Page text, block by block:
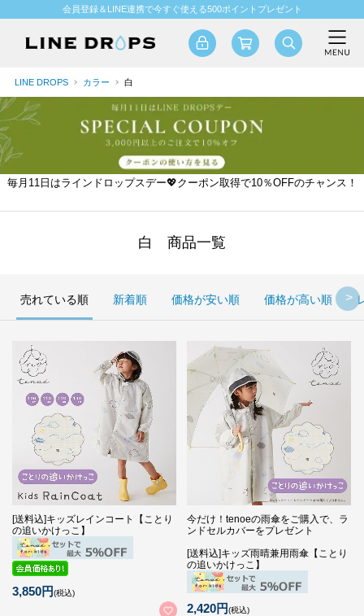
会員登録＆LINE連携で今すぐ使える500ポイントプレゼント
LINE DROPS カラー 白
毎月11日はラインドロップスデー💖クーポン取得で10％OFFのチャンス！
白 商品一覧
売れている順 新着順 価格が安い順 価格が高い順
[送料込]キッズレインコート【ことり
の追いかけっこ】
3,850円(税込)
今だけ！tenoeの雨傘をご購入で、ラ
ンドセルカバーをプレゼント
[送料込]キッズ雨晴兼用雨傘【ことり
の追いかけっこ】
2,420円(税込)